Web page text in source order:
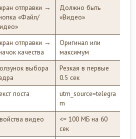
отправки →
«Файл/
Должно быть
«Видео»
отправки →
качества
Оригинал или
максимум
выбора
Резкая в первые
0.5 сек
поста
utm_source=telegra
m
видео
<= 100 МБ на 60
сек